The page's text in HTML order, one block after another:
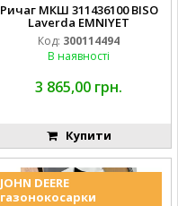
Ричаг МКШ 311436100 BISO
Laverda EMNIYET
Код: 300114494
В наявності
3 865,00 грн.
Купити
JOHN DEERE
газонокосарки